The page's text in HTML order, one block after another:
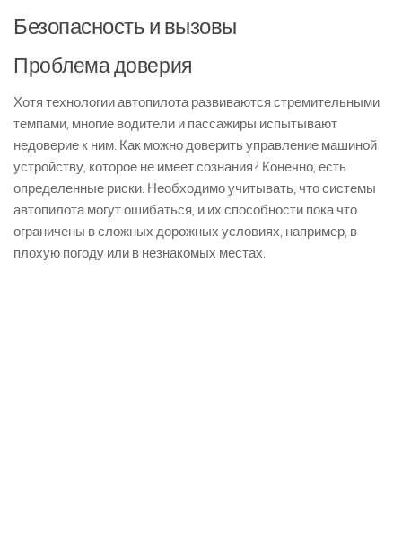
Безопасность и вызовы
Проблема доверия
Хотя технологии автопилота развиваются стремительными
темпами, многие водители и пассажиры испытывают
недоверие к ним. Как можно доверить управление машиной
устройству, которое не имеет сознания? Конечно, есть
определенные риски. Необходимо учитывать, что системы
автопилота могут ошибаться, и их способности пока что
ограничены в сложных дорожных условиях, например, в
плохую погоду или в незнакомых местах.